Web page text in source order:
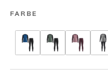
FARBE